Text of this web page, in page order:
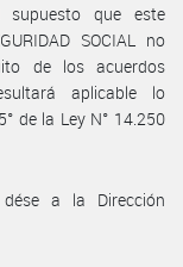
supuesto que este
SOCIAL no
de los acuerdos
aplicable lo
de la Ley N° 14.250
dése a la Dirección